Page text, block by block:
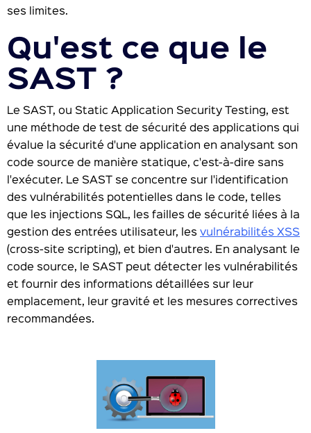
ses limites.
Qu'est ce que le
SAST ?
Le SAST, ou Static Application Security Testing, est
une méthode de test de sécurité des applications qui
évalue la sécurité d'une application en analysant son
code source de manière statique, c'est-à-dire sans
l'exécuter. Le SAST se concentre sur l'identification
des vulnérabilités potentielles dans le code, telles
que les injections SQL, les failles de sécurité liées à la
gestion des entrées utilisateur, les vulnérabilités XSS
(cross-site scripting), et bien d'autres. En analysant le
code source, le SAST peut détecter les vulnérabilités
et fournir des informations détaillées sur leur
emplacement, leur gravité et les mesures correctives
recommandées.